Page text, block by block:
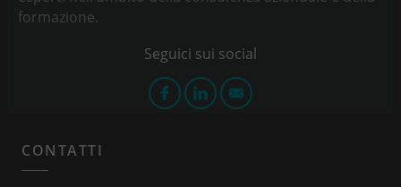
formazione.
CONTATTI